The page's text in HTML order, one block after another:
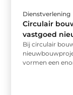
Dienstverlening
Circulair
vastgoed
Bij circulair
vormen een